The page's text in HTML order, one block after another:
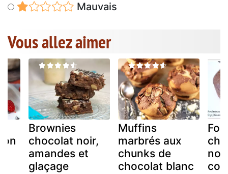
Mauvais
Vous allez aimer
Brownies
chocolat noir,
amandes et
glaçage
Muffins
marbrés aux
chunks de
chocolat blanc